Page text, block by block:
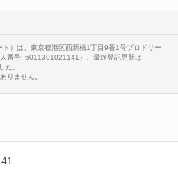
）は、東京都港区西新橋1丁目9番1号ブロドリー
番号: 6011301021141）。最終登記更新は
た。
りません。